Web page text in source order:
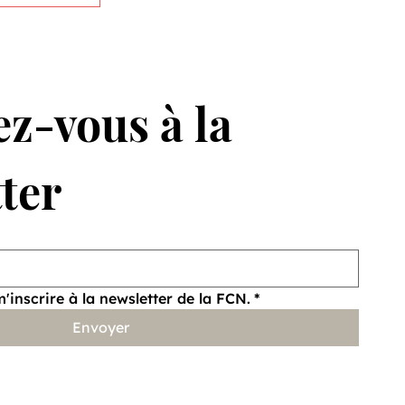
vous à la
à la newsletter de la FCN. *
Envoyer